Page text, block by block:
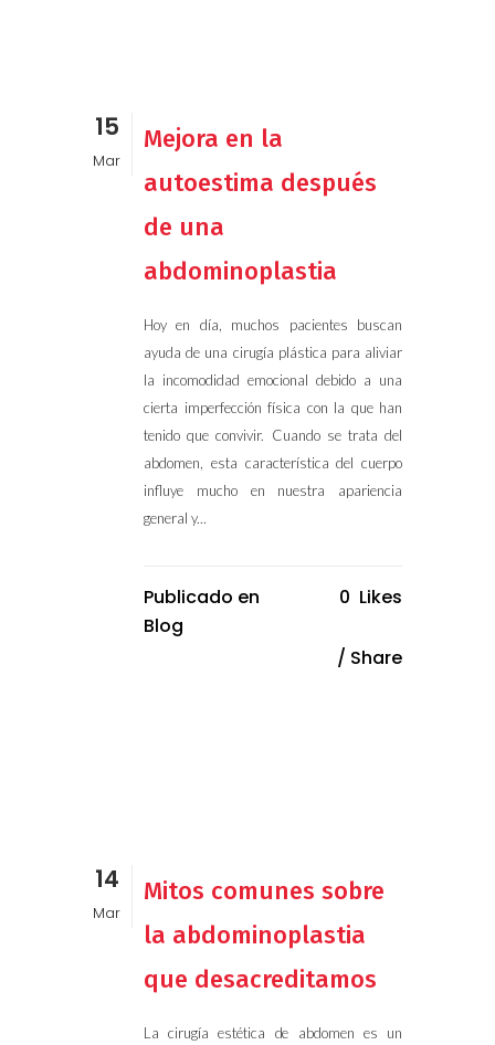
15
Mar
Mejora en la
autoestima después
de una
abdominoplastia
Hoy en día, muchos pacientes buscan
ayuda de una cirugía plástica para aliviar
la incomodidad emocional debido a una
cierta imperfección física con la que han
tenido que convivir. Cuando se trata del
abdomen, esta característica del cuerpo
influye mucho en nuestra apariencia
general y...
Publicado en
Blog
0 Likes
Share
14
Mar
Mitos comunes sobre
la abdominoplastia
que desacreditamos
La cirugía estética de abdomen es un